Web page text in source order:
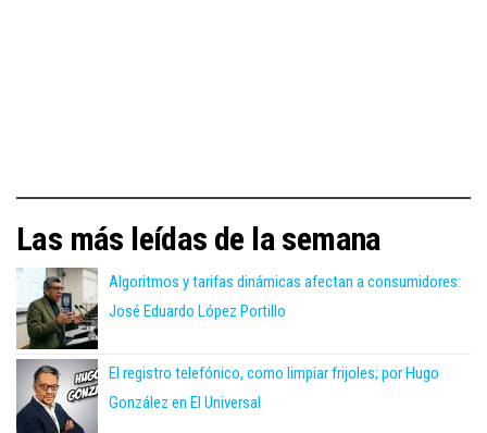
Las más leídas de la semana
Algoritmos y tarifas dinámicas afectan a consumidores:
José Eduardo López Portillo
El registro telefónico, como limpiar frijoles; por Hugo
González en El Universal